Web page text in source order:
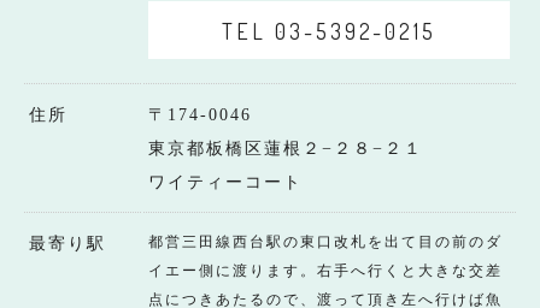
TEL 03-5392-0215
住所
〒174-0046
東京都板橋区蓮根２−２８−２１
ワイティーコート
最寄り駅
都営三田線西台駅の東口改札を出て目の前のダ
イエー側に渡ります。右手へ行くと大きな交差
点につきあたるので、渡って頂き左へ行けば魚